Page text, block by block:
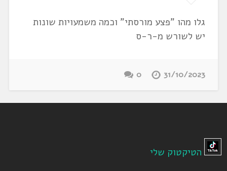
גלו מהו "פצע מורסתי" וכמה משמעויות שונות
יש לשורש מ-ר-ס
31/10/2023
0
הטיקטוק שלי